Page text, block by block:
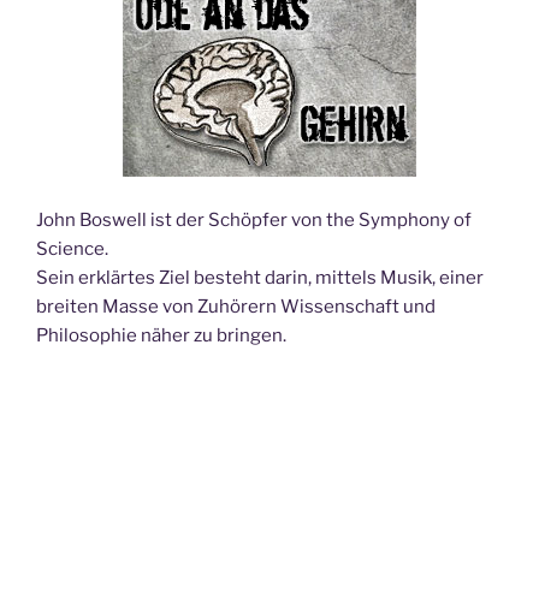
John Boswell ist der Schöpfer von the Symphony of
Science.
Sein erklärtes Ziel besteht darin, mittels Musik, einer
breiten Masse von Zuhörern Wissenschaft und
Philosophie näher zu bringen.